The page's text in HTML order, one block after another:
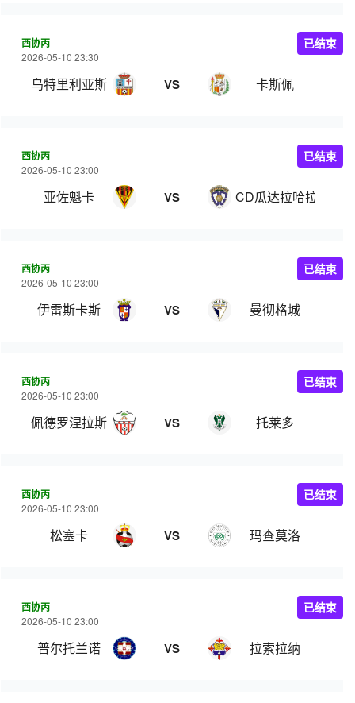
西协丙
2026-05-10 23:30
乌特里利亚斯 VS 卡斯佩
已结束
西协丙
2026-05-10 23:00
亚佐魁卡 VS CD瓜达拉哈拉B队
已结束
西协丙
2026-05-10 23:00
伊雷斯卡斯 VS 曼彻格城
已结束
西协丙
2026-05-10 23:00
佩德罗涅拉斯 VS 托莱多
已结束
西协丙
2026-05-10 23:00
松塞卡 VS 玛查莫洛
已结束
西协丙
2026-05-10 23:00
普尔托兰诺 VS 拉索拉纳
已结束